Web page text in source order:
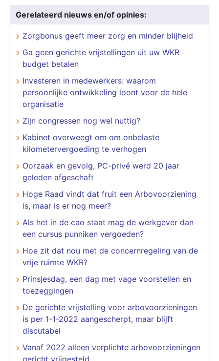
Gerelateerd nieuws en/of opinies:
Zorgbonus geeft meer zorg en minder blijheid
Ga geen gerichte vrijstellingen uit uw WKR
budget betalen
Investeren in medewerkers: waarom
persoonlijke ontwikkeling loont voor de hele
organisatie
Zijn congressen nog wel nuttig?
Kabinet overweegt om om onbelaste
kilometervergoeding te verhogen
Oorzaak en gevolg, PC-privé werd 20 jaar
geleden afgeschaft
Hoge Raad vindt dat fruit een Arbovoorziening
is, maar is er nog meer?
Als het in de cao staat mag de werkgever dan
een cursus punniken vergoeden?
Hoe zit dat nou met de concernregeling van de
vrije ruimte WKR?
Prinsjesdag, een dag met vage voorstellen en
toezeggingen
De gerichte vrijstelling voor arbovoorzieningen
is per 1-1-2022 aangescherpt, maar blijft
discutabel
Vanaf 2022 alleen verplichte arbovoorzieningen
gericht vrijgesteld